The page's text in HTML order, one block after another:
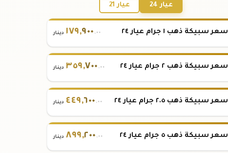
عيار 24 عيار 21
سعر سبيكة ذهب ١ جرام عيار ٢٤ ١٧٩,٩٠٠ .٠٠ دينار
سعر سبيكة ذهب ٢ جرام عيار ٢٤ ٣٥٩,٧٠٠ .٠٠ دينار
سعر سبيكة ذهب ٢.٥ جرام عيار ٢٤ ٤٤٩,٦٠٠ .٠٠ دينار
سعر سبيكة ذهب ٥ جرام عيار ٢٤ ٨٩٩,٢٠٠ .٠٠ دينار